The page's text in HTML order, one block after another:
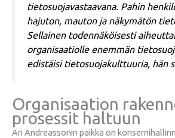
tietosuojavastaavana. Pahin
hajuton, mauton ja näkymätön
Sellainen todennäköisesti
organisaatiolle enemmän
edistäisi tietosuojakulttuuria, hän
Organisaation
prosessit haltuun
Ari Andreassonin paikka on